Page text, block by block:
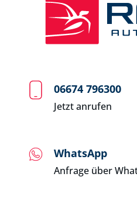
06674 796300
Jetzt anrufen
WhatsApp
Anfrage über